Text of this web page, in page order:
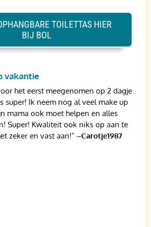
vakantie
het eerst meegenomen op 2 dagje
super! Ik neem nog al veel make up
mama ook moet helpen en alles
Super! Kwaliteit ook niks op aan te
zeker en vast aan!” –Carotje1987
TOILETTAS HIER
BIJ BOL